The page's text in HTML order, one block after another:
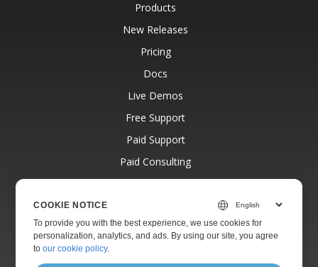
Products
New Releases
Pricing
Docs
Live Demos
Free Support
Paid Support
Paid Consulting
Blog
About
COOKIE NOTICE
To provide you with the best experience, we use cookies for
personalization, analytics, and ads. By using our site, you agree
toour cookie policy.